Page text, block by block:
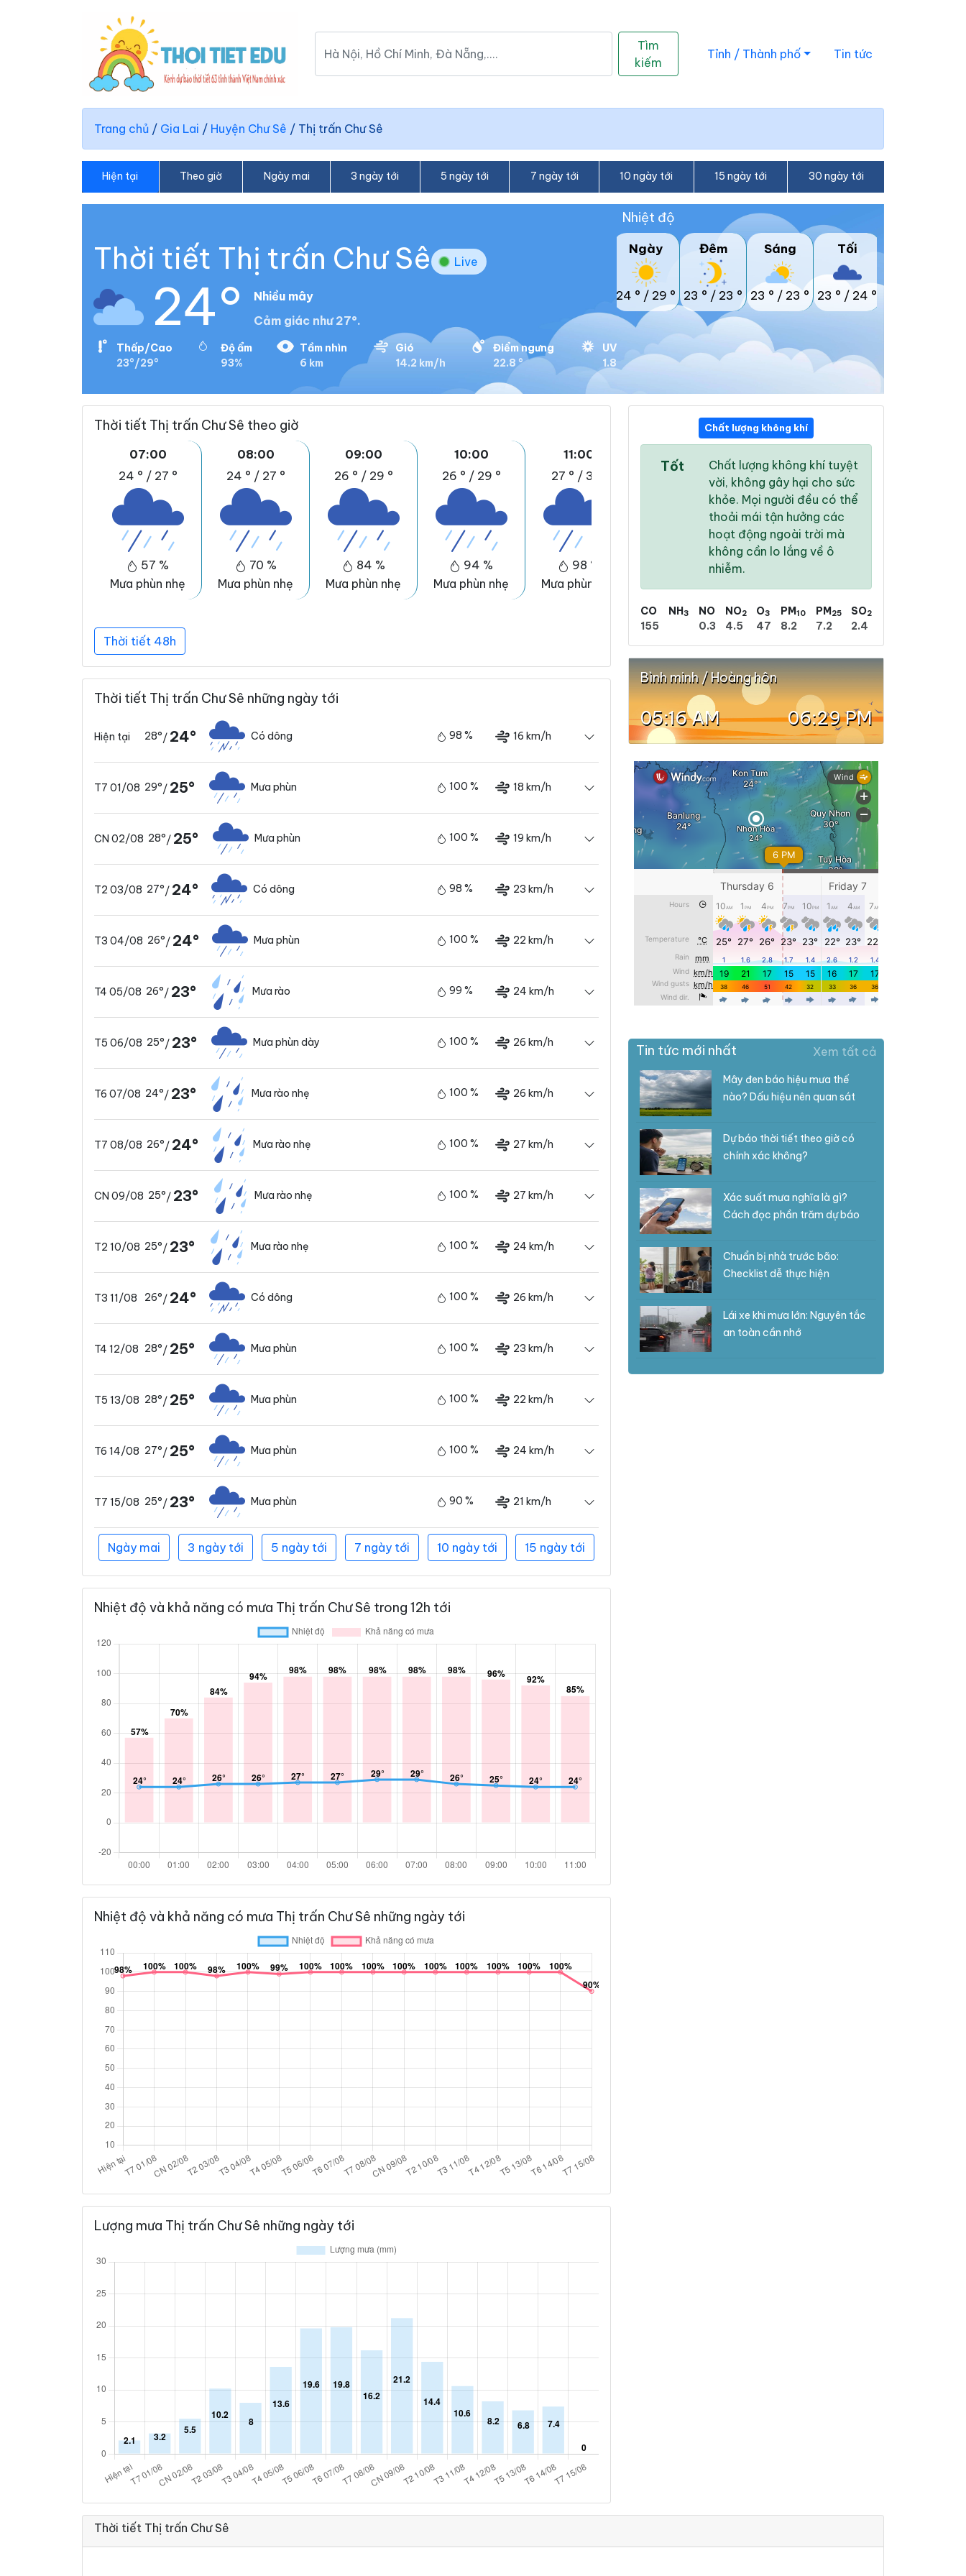
Tìm
kiếm
Tỉnh / Thành phố Tin tức
Trang chủ / Gia Lai / Huyện Chư Sê / Thị trấn Chư Sê
Hiện tại Theo giờ Ngày mai 3 ngày tới 5 ngày tới 7 ngày tới 10 ngày tới 15 ngày tới 30 ngày tới
Thời tiết Thị trấn Chư Sê Live
24°
Nhiều mây
Cảm giác như 27°.
Thấp/Cao
23°/29°
Độ ẩm
93%
Tầm nhìn
6 km
Gió
14.2 km/h
Điểm ngưng
22.8 °
UV
1.8
Nhiệt độ
Ngày
24 ° / 29 °
Đêm
23 ° / 23 °
Sáng
23 ° / 23 °
Tối
23 ° / 24 °
Thời tiết Thị trấn Chư Sê theo giờ
07:00
24 ° / 27 °
57 %
Mưa phùn nhẹ
08:00
24 ° / 27 °
70 %
Mưa phùn nhẹ
09:00
26 ° / 29 °
84 %
Mưa phùn nhẹ
10:00
26 ° / 29 °
94 %
Mưa phùn nhẹ
11:00
27 ° / 31 °
98 %
Mưa phùn nhẹ
27 °/
29 °
/ 33 °
Thời tiết 48h
Thời tiết Thị trấn Chư Sê những ngày tới
Hiện tại 28°/ 24° Có dông 98 % 16 km/h
T7 01/08 29°/ 25° Mưa phùn 100 % 18 km/h
CN 02/08 28°/ 25° Mưa phùn 100 % 19 km/h
T2 03/08 27°/ 24° Có dông 98 % 23 km/h
T3 04/08 26°/ 24° Mưa phùn 100 % 22 km/h
T4 05/08 26°/ 23° Mưa rào 99 % 24 km/h
T5 06/08 25°/ 23° Mưa phùn dày 100 % 26 km/h
T6 07/08 24°/ 23° Mưa rào nhẹ 100 % 26 km/h
T7 08/08 26°/ 24° Mưa rào nhẹ 100 % 27 km/h
CN 09/08 25°/ 23° Mưa rào nhẹ 100 % 27 km/h
T2 10/08 25°/ 23° Mưa rào nhẹ 100 % 24 km/h
T3 11/08 26°/ 24° Có dông 100 % 26 km/h
T4 12/08 28°/ 25° Mưa phùn 100 % 23 km/h
T5 13/08 28°/ 25° Mưa phùn 100 % 22 km/h
T6 14/08 27°/ 25° Mưa phùn 100 % 24 km/h
T7 15/08 25°/ 23° Mưa phùn 90 % 21 km/h
Ngày mai 3 ngày tới 5 ngày tới 7 ngày tới 10 ngày tới 15 ngày tới
Nhiệt độ và khả năng có mưa Thị trấn Chư Sê trong 12h tới
Nhiệt độ và khả năng có mưa Thị trấn Chư Sê những ngày tới
Lượng mưa Thị trấn Chư Sê những ngày tới
Chất lượng không khí
Tốt
Chất lượng không khí tuyệt
vời, không gây hại cho sức
khỏe. Mọi người đều có thể
thoải mái tận hưởng các
hoạt động ngoài trời mà
không cần lo lắng về ô
nhiễm.
CO
155
NH3
NO
0.3
NO2
4.5
O3
47
PM10
8.2
PM25
7.2
SO2
2.4
Bình minh / Hoàng hôn
05:16 AM 06:29 PM
Tin tức mới nhất Xem tất cả
Mây đen báo hiệu mưa thế
nào? Dấu hiệu nên quan sát
Dự báo thời tiết theo giờ có
chính xác không?
Xác suất mưa nghĩa là gì?
Cách đọc phần trăm dự báo
Chuẩn bị nhà trước bão:
Checklist dễ thực hiện
Lái xe khi mưa lớn: Nguyên tắc
an toàn cần nhớ
Thời tiết Thị trấn Chư Sê